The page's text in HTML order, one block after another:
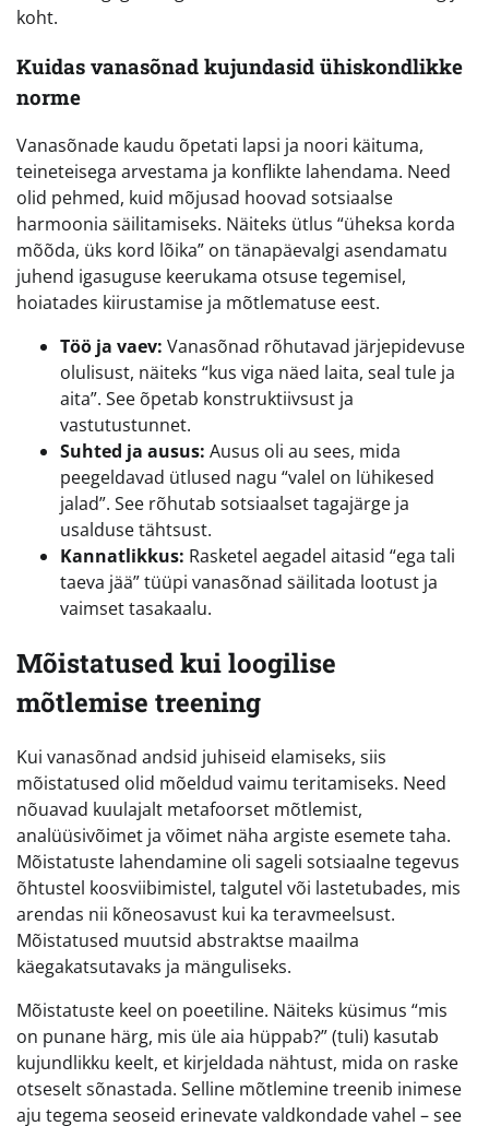
koht.
Kuidas vanasõnad kujundasid ühiskondlikke
norme
Vanasõnade kaudu õpetati lapsi ja noori käituma,
teineteisega arvestama ja konflikte lahendama. Need
olid pehmed, kuid mõjusad hoovad sotsiaalse
harmoonia säilitamiseks. Näiteks ütlus “üheksa korda
mõõda, üks kord lõika” on tänapäevalgi asendamatu
juhend igasuguse keerukama otsuse tegemisel,
hoiatades kiirustamise ja mõtlematuse eest.
Töö ja vaev: Vanasõnad rõhutavad järjepidevuse
olulisust, näiteks “kus viga näed laita, seal tule ja
aita”. See õpetab konstruktiivsust ja
vastutustunnet.
Suhted ja ausus: Ausus oli au sees, mida
peegeldavad ütlused nagu “valel on lühikesed
jalad”. See rõhutab sotsiaalset tagajärge ja
usalduse tähtsust.
Kannatlikkus: Rasketel aegadel aitasid “ega tali
taeva jää” tüüpi vanasõnad säilitada lootust ja
vaimset tasakaalu.
Mõistatused kui loogilise
mõtlemise treening
Kui vanasõnad andsid juhiseid elamiseks, siis
mõistatused olid mõeldud vaimu teritamiseks. Need
nõuavad kuulajalt metafoorset mõtlemist,
analüüsivõimet ja võimet näha argiste esemete taha.
Mõistatuste lahendamine oli sageli sotsiaalne tegevus
õhtustel koosviibimistel, talgutel või lastetubades, mis
arendas nii kõneosavust kui ka teravmeelsust.
Mõistatused muutsid abstraktse maailma
käegakatsutavaks ja mänguliseks.
Mõistatuste keel on poeetiline. Näiteks küsimus “mis
on punane härg, mis üle aia hüppab?” (tuli) kasutab
kujundlikku keelt, et kirjeldada nähtust, mida on raske
otseselt sõnastada. Selline mõtlemine treenib inimese
aju tegema seoseid erinevate valdkondade vahel – see